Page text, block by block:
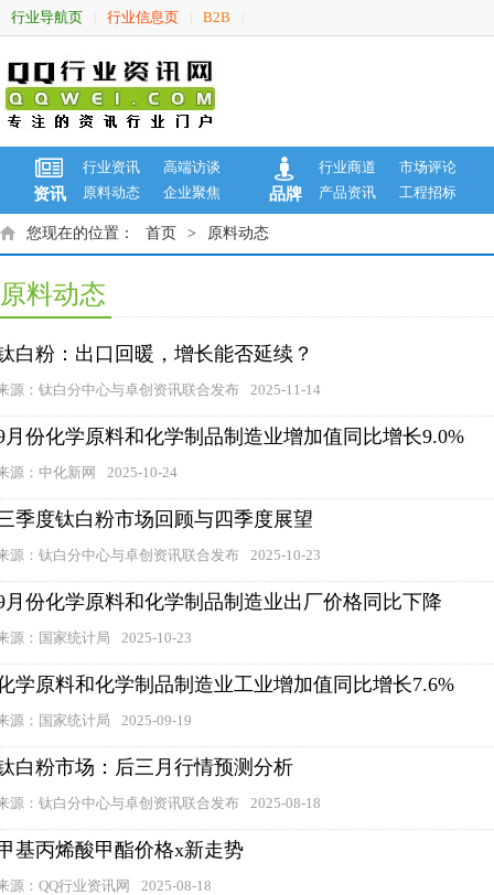
行业导航页 行业信息页 B2B
资讯
行业资讯
高端访谈
原料动态
企业聚焦 品牌
行业商道
市场评论
产品资讯
工程招标
您现在的位置： 首页 > 原料动态
原料动态
白粉：出口回暖，增长能否延续？
源：钛白分中心与卓创资讯联合发布 2025-11-14
月份化学原料和化学制品制造业增加值同比增长9.0%
源：中化新网 2025-10-24
季度钛白粉市场回顾与四季度展望
源：钛白分中心与卓创资讯联合发布 2025-10-23
月份化学原料和化学制品制造业出厂价格同比下降
源：国家统计局 2025-10-23
学原料和化学制品制造业工业增加值同比增长7.6%
源：国家统计局 2025-09-19
白粉市场：后三月行情预测分析
源：钛白分中心与卓创资讯联合发布 2025-08-18
基丙烯酸甲酯价格x新走势
源：QQ行业资讯网 2025-08-18